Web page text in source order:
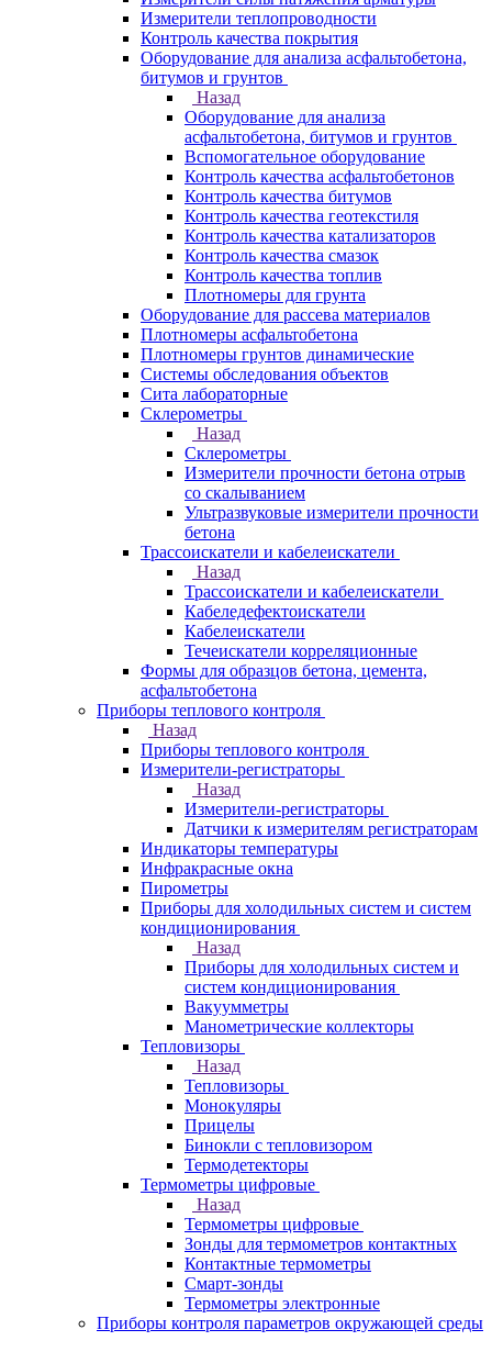
Измерители теплопроводности
Контроль качества покрытия
Оборудование для анализа асфальтобетона,
битумов и грунтов
Назад
Оборудование для анализа
асфальтобетона, битумов и грунтов
Вспомогательное оборудование
Контроль качества асфальтобетонов
Контроль качества битумов
Контроль качества геотекстиля
Контроль качества катализаторов
Контроль качества смазок
Контроль качества топлив
Плотномеры для грунта
Оборудование для рассева материалов
Плотномеры асфальтобетона
Плотномеры грунтов динамические
Системы обследования объектов
Сита лабораторные
Склерометры
Назад
Склерометры
Измерители прочности бетона отрыв
со скалыванием
Ультразвуковые измерители прочности
бетона
Трассоискатели и кабелеискатели
Назад
Трассоискатели и кабелеискатели
Кабеледефектоискатели
Кабелеискатели
Течеискатели корреляционные
Формы для образцов бетона, цемента,
асфальтобетона
Приборы теплового контроля
Назад
Приборы теплового контроля
Измерители-регистраторы
Назад
Измерители-регистраторы
Датчики к измерителям регистраторам
Индикаторы температуры
Инфракрасные окна
Пирометры
Приборы для холодильных систем и систем
кондиционирования
Назад
Приборы для холодильных систем и
систем кондиционирования
Вакуумметры
Манометрические коллекторы
Тепловизоры
Назад
Тепловизоры
Монокуляры
Прицелы
Бинокли с тепловизором
Термодетекторы
Термометры цифровые
Назад
Термометры цифровые
Зонды для термометров контактных
Контактные термометры
Смарт-зонды
Термометры электронные
Приборы контроля параметров окружающей среды